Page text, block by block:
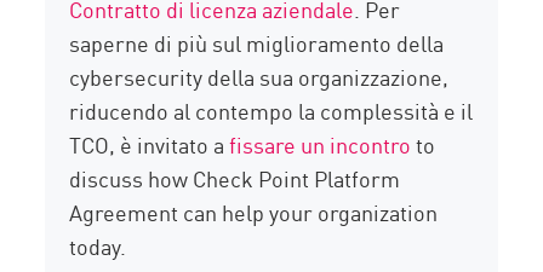
Contratto di licenza aziendale. Per
saperne di più sul miglioramento della
cybersecurity della sua organizzazione,
riducendo al contempo la complessità e il
TCO, è invitato afissare un incontroto
discuss how Check Point Platform
Agreement can help your organization
today.